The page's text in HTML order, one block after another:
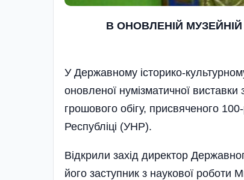
В ОНОВЛЕНІЙ МУЗЕЙНІЙ
У Державному історико-
оновленої нумізматичної виставки
грошового обігу, присвяченого
Республіці (УНР).
Відкрили захід директор
його заступник з наукової роботи